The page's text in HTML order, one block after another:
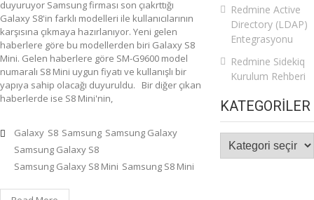
duyuruyor Samsung firması son çıakrttığı
Galaxy S8'in farklı modelleri ile kullanıcılarının
karşısına çıkmaya hazırlanıyor. Yeni gelen
haberlere göre bu modellerden biri Galaxy S8
Mini. Gelen haberlere göre SM-G9600 model
numaralı S8 Mini uygun fiyatı ve kullanışlı bir
yapıya sahip olacağı duyuruldu. Bir diğer çıkan
haberlerde ise S8 Mini'nin,
Galaxy S8 Samsung Samsung Galaxy
Samsung Galaxy S8
Samsung Galaxy S8 Mini Samsung S8 Mini
Redmine Active
Directory (LDAP)
Entegrasyonu
Redmine Sidekiq
Kurulum Rehberi
KATEGORILER
Kategoriler